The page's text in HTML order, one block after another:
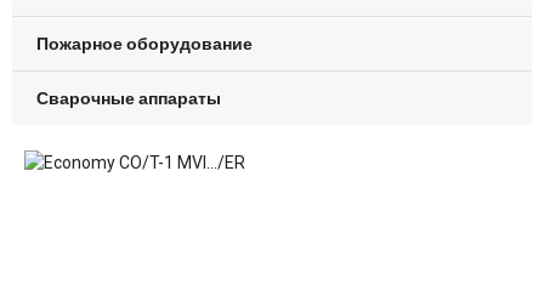
Пожарное оборудование
Сварочные аппараты